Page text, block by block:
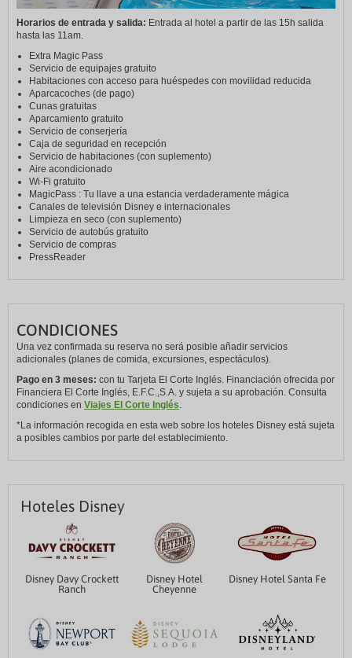
Horarios de entrada y salida: Entrada al hotel a partir de las 15h salida
hasta las 11am.
Extra Magic Pass
Servicio de equipajes gratuito
Habitaciones con acceso para huéspedes con movilidad reducida
Aparcacoches (de pago)
Cunas gratuitas
Aparcamiento gratuito
Servicio de conserjería
Caja de seguridad en recepción
Servicio de habitaciones (con suplemento)
Aire acondicionado​
Wi-Fi gratuito
MagicPass : Tu llave a una estancia verdaderamente mágica
Canales de televisión Disney e internacionales
Limpieza en seco (con suplemento)
Servicio de autobús gratuito
Servicio de compras
PressReader
CONDICIONES
Una vez confirmada su reserva no será posible añadir servicios
adicionales (planes de comida, excursiones, espectáculos).
Pago en 3 meses: con tu Tarjeta El Corte Inglés. Financiación ofrecida por
Financiera El Corte Inglés, E.F.C.,S.A. y sujeta a su aprobación. Consulta
condiciones en Viajes El Corte Inglés.
*La información recogida en esta web sobre los hoteles Disney está sujeta
a posibles cambios por parte del establecimiento.
Hoteles Disney
Disney Davy Crockett
Ranch
Disney Hotel
Cheyenne
Disney Hotel Santa Fe